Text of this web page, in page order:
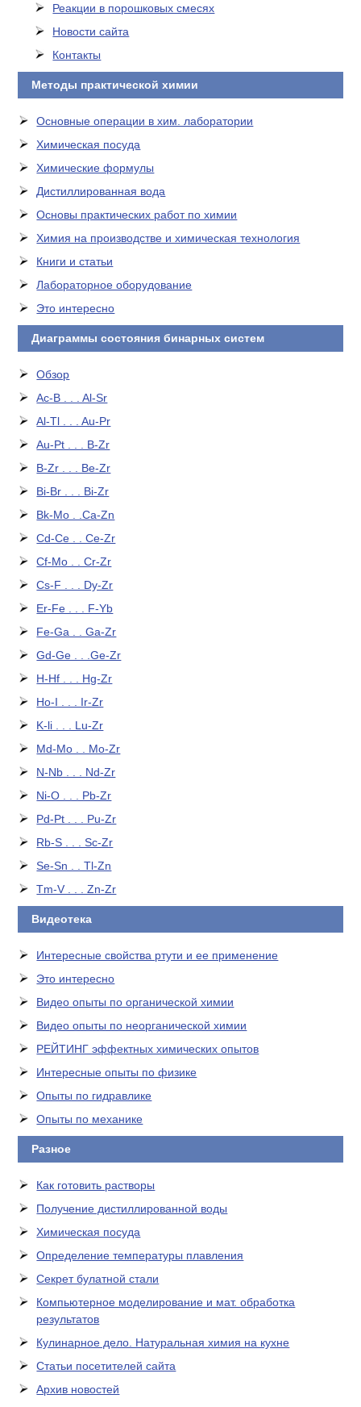
Реакции в порошковых смесях
Новости сайта
Контакты
Методы практической химии
Основные операции в хим. лаборатории
Химическая посуда
Химические формулы
Дистиллированная вода
Основы практических работ по химии
Химия на производстве и химическая технология
Книги и статьи
Лабораторное оборудование
Это интересно
Диаграммы состояния бинарных систем
Обзор
Ac-B . . . Al-Sr
Al-Tl . . . Au-Pr
Au-Pt . . . B-Zr
B-Zr . . . Be-Zr
Bi-Br . . . Bi-Zr
Bk-Mo . .Ca-Zn
Cd-Ce . . Ce-Zr
Cf-Mo . . Cr-Zr
Cs-F . . . Dy-Zr
Er-Fe . . . F-Yb
Fe-Ga . . Ga-Zr
Gd-Ge . . .Ge-Zr
H-Hf . . . Hg-Zr
Ho-I . . . Ir-Zr
K-li . . . Lu-Zr
Md-Mo . . Mo-Zr
N-Nb . . . Nd-Zr
Ni-O . . . Pb-Zr
Pd-Pt . . . Pu-Zr
Rb-S . . . Sc-Zr
Se-Sn . . Tl-Zn
Tm-V . . . Zn-Zr
Видеотека
Интересные свойства ртути и ее применение
Это интересно
Видео опыты по органической химии
Видео опыты по неорганической химии
РЕЙТИНГ эффектных химических опытов
Интересные опыты по физике
Опыты по гидравлике
Опыты по механике
Разное
Как готовить растворы
Получение дистиллированной воды
Химическая посуда
Определение температуры плавления
Секрет булатной стали
Компьютерное моделирование и мат. обработка
результатов
Кулинарное дело. Натуральная химия на кухне
Статьи посетителей сайта
Архив новостей